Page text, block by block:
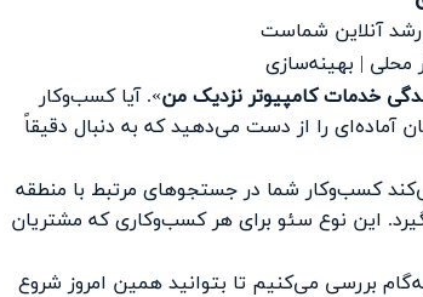
آنلاین شماست
خدمات کامپیوتر نزدیک من». آیا کسب‌وکار
آماده‌ای را از دست می‌دهید که به دنبال دقیقاً
کسب‌وکار شما در جستجوهای مرتبط با منطقه
این نوع سئو برای هر کسب‌وکاری که مشتریان
بررسی می‌کنیم تا بتوانید همین امروز شروع